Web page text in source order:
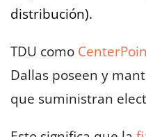
distribución).
TDU como
Dallas poseen y
que suministran